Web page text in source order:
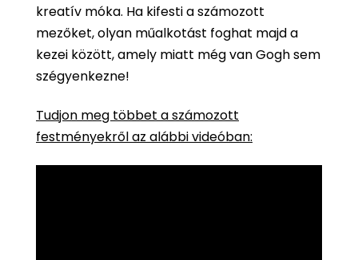
kreatív móka. Ha kifesti a számozott
mezőket, olyan műalkotást foghat majd a
kezei között, amely miatt még van Gogh sem
szégyenkezne!
Tudjon meg többet a számozott
festményekről az alábbi videóban: